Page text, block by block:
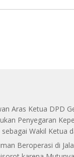
Aras Ketua DPD
Penyegaran
Wakil Ketua
Beroperasi di